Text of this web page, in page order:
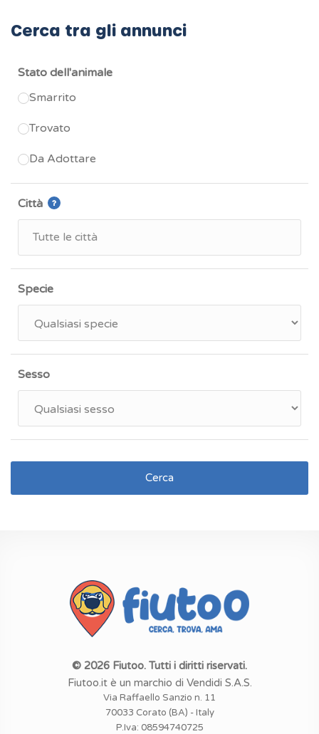
Cerca tra gli annunci
Stato dell'animale
Smarrito
Trovato
Da Adottare
Città
Specie
Sesso
Cerca
© 2026 Fiutoo. Tutti i diritti riservati.
Fiutoo.it è un marchio di Vendidi S.A.S.
Via Raffaello Sanzio n. 11
70033 Corato (BA) - Italy
P.Iva: 08594740725